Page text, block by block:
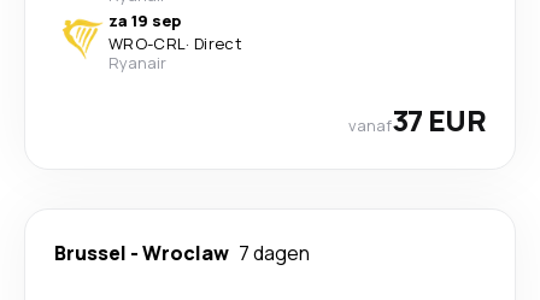
za 19 sep
WRO-CRL· Direct
Ryanair
vanaf37 EUR
Brussel -Wroclaw 7 dagen